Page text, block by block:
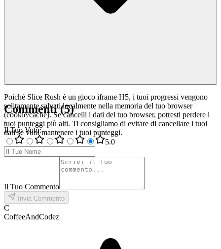
Poiché Slice Rush è un gioco iframe H5, i tuoi progressi vengono
solitamente salvati localmente nella memoria del tuo browser
(cookie/cache). Se cancelli i dati del tuo browser, potresti perdere i
tuoi punteggi più alti. Ti consigliamo di evitare di cancellare i tuoi
dati se vuoi mantenere i tuoi punteggi.
Commenti(5)
Il Tuo Voto:
5.0
Il Tuo Commento
Invia Commento
C
CoffeeAndCodez